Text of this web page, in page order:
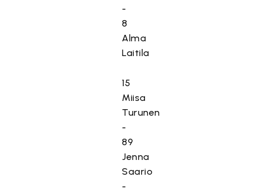
-
8
Alma
Laitila
15
Miisa
Turunen
-
89
Jenna
Saario
-